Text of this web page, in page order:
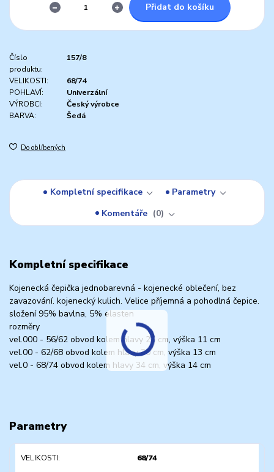
Přidat do košíku
Číslo
produktu:
157/8
VELIKOSTI:
68/74
POHLAVÍ:
Univerzální
VÝROBCI:
Český výrobce
BARVA:
Šedá
Do oblíbených
Kompletní specifikace
Parametry
Komentáře
0
Kompletní specifikace
Kojenecká čepička jednobarevná - kojenecké oblečení, bez
zavazování. kojenecký kulich. Velice příjemná a pohodlná čepice.
složení 95% bavlna, 5% elasten
rozměry
vel.000 - 56/62 obvod kolem hlavy 25 cm, výška 11 cm
vel.00 - 62/68 obvod kolem hlavy 30 cm, výška 13 cm
vel.0 - 68/74 obvod kolem hlavy 34 cm, výška 14 cm
Parametry
VELIKOSTI 68/74